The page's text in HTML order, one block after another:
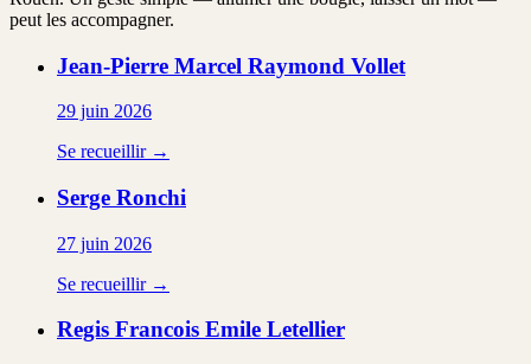
peut les accompagner.
Jean-Pierre Marcel Raymond Vollet
29 juin 2026
Se recueillir →
Serge Ronchi
27 juin 2026
Se recueillir →
Regis Francois Emile Letellier